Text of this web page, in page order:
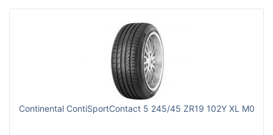
Continental ContiSportContact 5 245/45 ZR19 102Y XL M0